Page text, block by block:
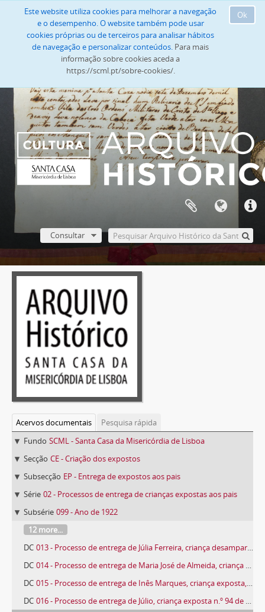
Ok
Este website utiliza cookies para melhorar a navegação
e o desempenho. O website também pode usar
cookies próprias ou de terceiros para analisar hábitos
de navegação e personalizar conteúdos. Para mais
informação sobre cookies aceda a
https://scml.pt/sobre-cookies/.
Consultar
Acervos documentais
Pesquisa rápida
Fundo SCML - Santa Casa da Misericórdia de Lisboa
Secção CE - Criação dos expostos
Subsecção EP - Entrega de expostos aos pais
Série 02 - Processos de entrega de crianças expostas aos pais
Subsérie 099 - Ano de 1922
12 more...
DC 013 - Processo de entrega de Júlia Ferreira, criança desamparada, matriculada n.º 5 de 1922
DC 014 - Processo de entrega de Maria José de Almeida, criança exposta, matriculada n.º 50 de 1922
DC 015 - Processo de entrega de Inês Marques, criança exposta, matriculada n.º 47 de 1922
DC 016 - Processo de entrega de Júlio, criança exposta n.º 94 de 1910